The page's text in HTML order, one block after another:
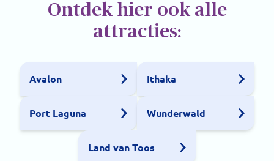
Ontdek hier ook alle
attracties:
Avalon Ithaka
Port Laguna Wunderwald
Land van Toos